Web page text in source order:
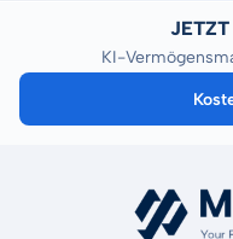
JETZT
KI-